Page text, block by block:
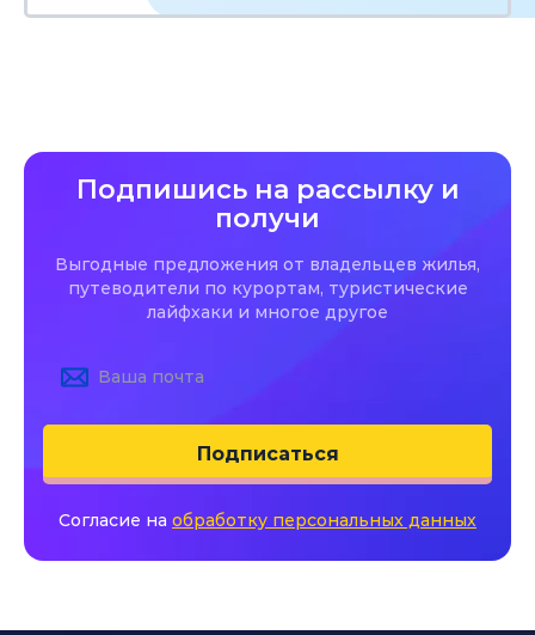
Подпишись на рассылку и
получи
Выгодные предложения от владельцев жилья,
путеводители по курортам, туристические
лайфхаки и многое другое
Подписаться
Согласие на обработку персональных данных